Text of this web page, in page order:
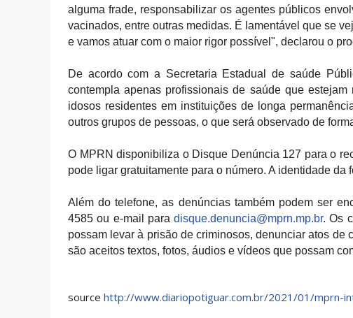
alguma frade, responsabilizar os agentes públicos
vacinados, entre outras medidas. É lamentável que se
e vamos atuar com o maior rigor possível", declarou o
De acordo com a Secretaria Estadual de saúde
contempla apenas profissionais de saúde que
idosos residentes em instituições de longa
outros grupos de pessoas, o que será observado de
O MPRN disponibiliza o Disque Denúncia 127 para o
pode ligar gratuitamente para o número. A identidade da
Além do telefone, as denúncias também podem ser
4585 ou e-mail para disque.denuncia@mprn.mp.br. Os
possam levar à prisão de criminosos, denunciar atos de
são aceitos textos, fotos, áudios e vídeos que possam
source http://www.diariopotiguar.com.br/2021/01/mprn-